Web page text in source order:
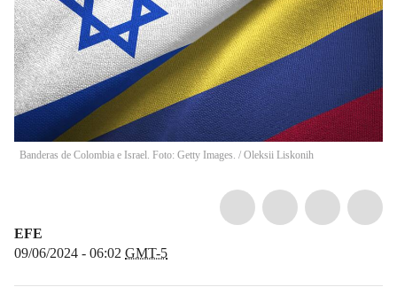
Banderas de Colombia e Israel. Foto: Getty Images. / Oleksii Liskonih
EFE
09/06/2024 - 06:02 GMT-5